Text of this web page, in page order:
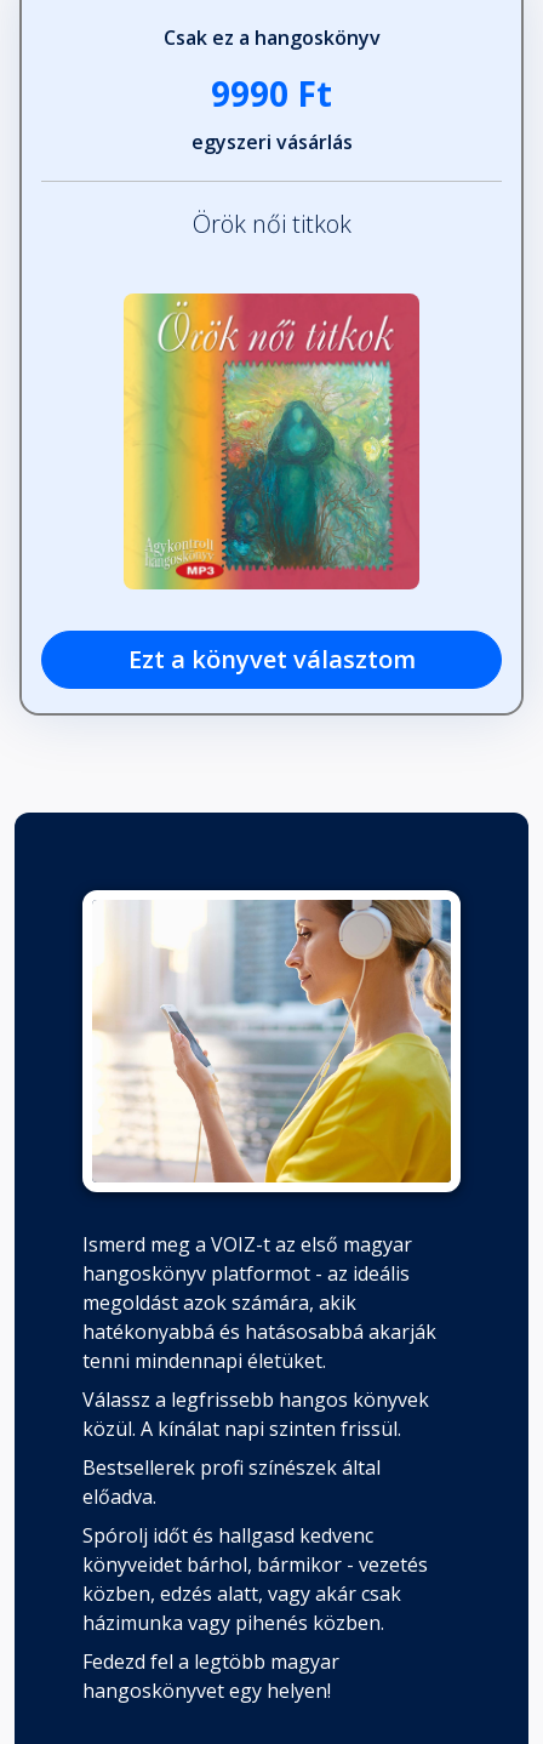
Csak ez a hangoskönyv
9990 Ft
egyszeri vásárlás
Örök női titkok
Ezt a könyvet választom
Ismerd meg a VOIZ-t az első magyar
hangoskönyv platformot - az ideális
megoldást azok számára, akik
hatékonyabbá és hatásosabbá akarják
tenni mindennapi életüket.
Válassz a legfrissebb hangos könyvek
közül. A kínálat napi szinten frissül.
Bestsellerek profi színészek által
előadva.
Spórolj időt és hallgasd kedvenc
könyveidet bárhol, bármikor - vezetés
közben, edzés alatt, vagy akár csak
házimunka vagy pihenés közben.
Fedezd fel a legtöbb magyar
hangoskönyvet egy helyen!